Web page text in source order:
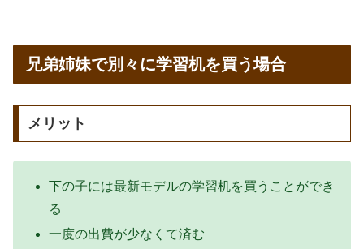
兄弟姉妹で別々に学習机を買う場合
メリット
下の子には最新モデルの学習机を買うことができ
る
一度の出費が少なくて済む